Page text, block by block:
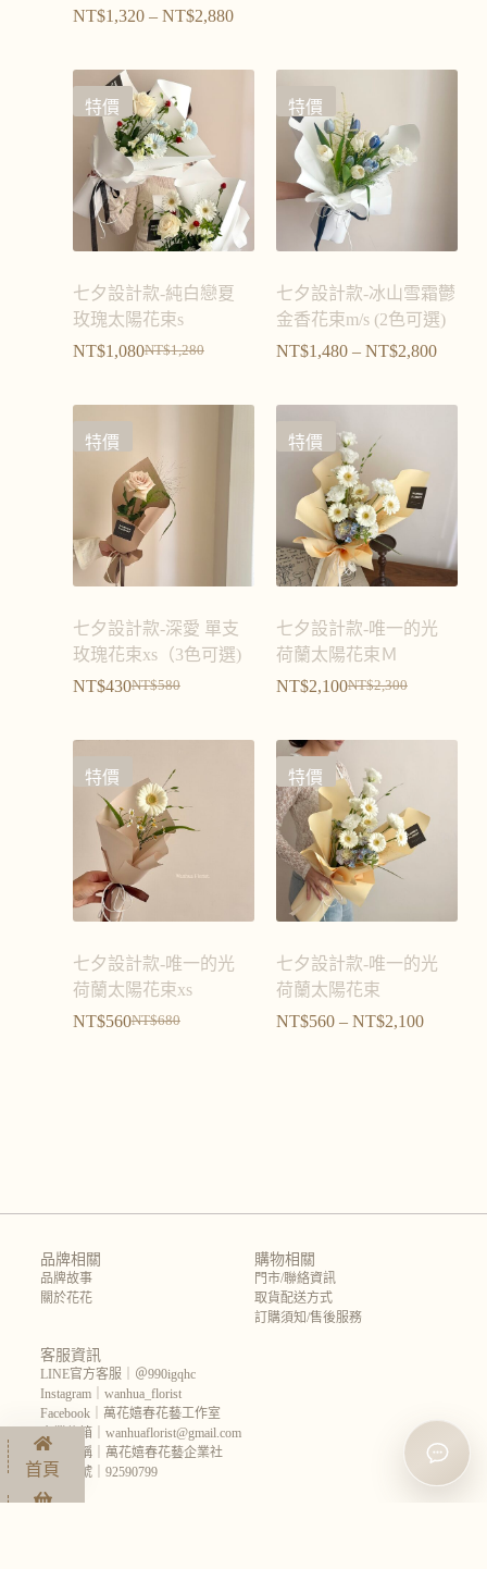
NT$1,320 – NT$2,880
特價
七夕設計款-純白戀夏
玫瑰太陽花束s
NT$1,280
NT$1,080
特價
七夕設計款-冰山雪霜鬱
金香花束m/s (2色可選)
NT$1,480 – NT$2,800
特價
七夕設計款-深愛 單支
玫瑰花束xs（3色可選)
NT$580
NT$430
特價
七夕設計款-唯一的光
荷蘭太陽花束Ｍ
NT$2,300
NT$2,100
特價
七夕設計款-唯一的光
荷蘭太陽花束xs
NT$680
NT$560
特價
七夕設計款-唯一的光
荷蘭太陽花束
NT$560 – NT$2,100
品牌相關
品牌故事
關於花花
購物相關
門市/聯絡資訊
取貨配送方式
訂購須知/售後服務
客服資訊
LINE官方客服｜＠990igqhc
Instagram｜wanhua_florist
Facebook｜萬花嬉春花藝工作室
企業信箱｜wanhuaflorist@gmail.com
企業名稱｜萬花嬉春花藝企業社
統一編號｜92590799
首頁